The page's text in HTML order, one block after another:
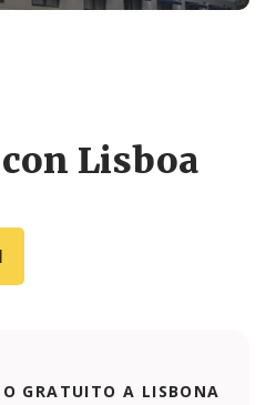
Lisboa
GRATUITO A LISBONA